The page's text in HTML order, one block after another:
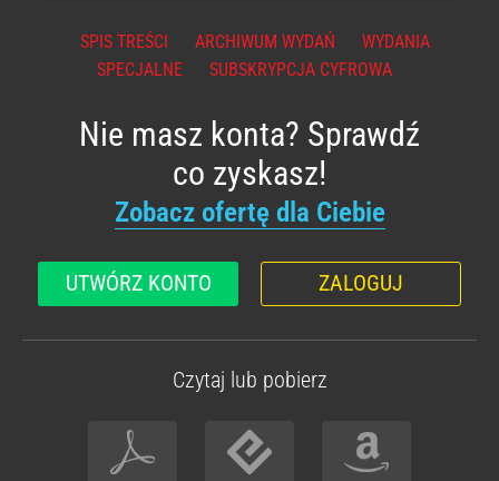
SPIS TREŚCI ARCHIWUM WYDAŃ
WYDANIA
SPECJALNE
SUBSKRYPCJA CYFROWA
Nie masz konta? Sprawdź
co zyskasz!
Zobacz ofertę dla Ciebie
UTWÓRZ KONTO ZALOGUJ
Czytaj lub pobierz